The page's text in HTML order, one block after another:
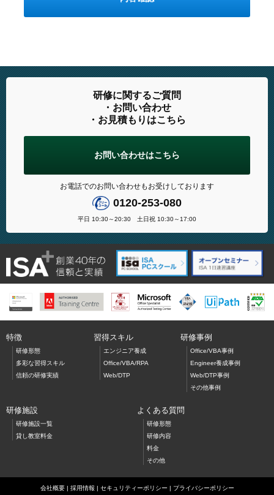
研修に関するご質問
・お問い合わせ
・お見積もりはこちら
お問い合わせはこちら
お電話でのお問い合わせもお受けしております
0120-253-080
平日 10:30～20:30 土日祝 10:30～17:00
特徴
研修形態
多彩な習得スキル
信頼の研修実績
習得スキル
エンジニア養成
Office/VBA/RPA
Web/DTP
研修事例
Office/VBA事例
Engineer養成事例
Web/DTP事例
その他事例
研修施設
研修施設一覧
貸し教室料金
よくある質問
研修形態
研修内容
料金
その他
会社概要| 採用情報 セキュリティーポリシー プライバシーポリシー